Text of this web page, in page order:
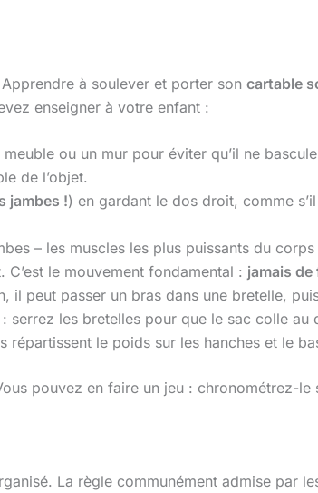
à soulever et porter son cartable
enseigner à votre enfant :
ou un mur pour éviter qu’il ne
de l’objet.
jambes !) en gardant le dos droit, comme
– les muscles les plus puissants du
le mouvement fondamental : jamais
il peut passer un bras dans une bretelle,
: serrez les bretelles pour que le sac colle
le poids sur les hanches et le
pouvez en faire un jeu : chronométrez-
La règle communément admise par